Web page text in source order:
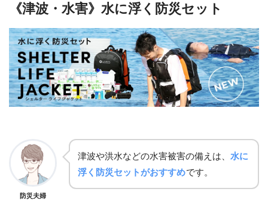
《津波・水害》水に浮く防災セット
防災夫婦
津波や洪水などの水害被害の備えは、 水に
浮く防災セットがおすすめです。